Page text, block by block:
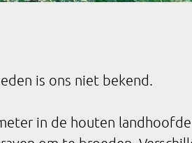
is ons niet bekend.
in de houten